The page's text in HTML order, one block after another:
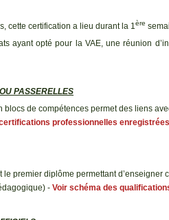
cette certification a lieu durant la 1ère
ayant opté pour la VAE, une réunion
PASSERELLES
blocs de compétences permet des liens
professionnelles
le premier diplôme permettant
- Voir schéma des